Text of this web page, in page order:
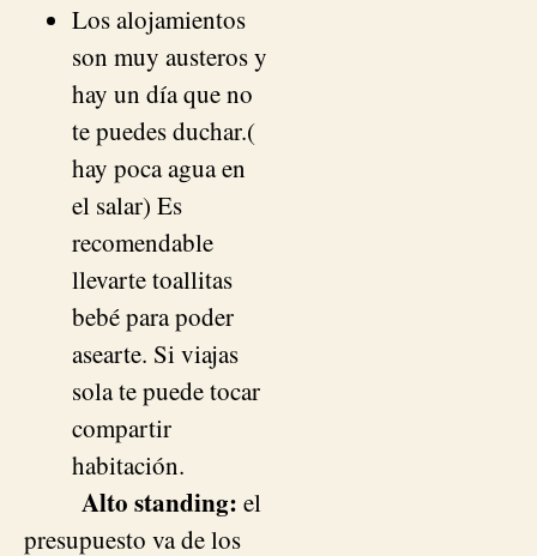
Los alojamientos
son muy austeros y
hay un día que no
te puedes duchar.(
hay poca agua en
el salar) Es
recomendable
llevarte toallitas
bebé para poder
asearte. Si viajas
sola te puede tocar
compartir
habitación.
Alto standing: el
presupuesto va de los